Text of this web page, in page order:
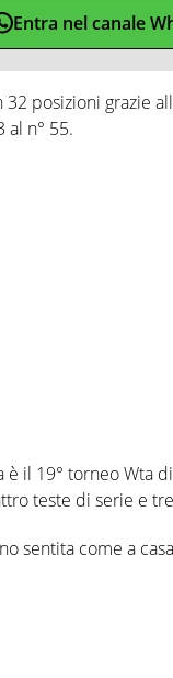
Entra nel canale
32 posizioni grazie
al n° 55.
il 19° torneo Wta
teste di serie e
sentita come a